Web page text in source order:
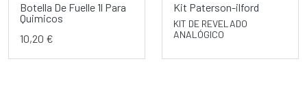
Botella De Fuelle 1l Para
Quimicos
10,20 €
Kit Paterson-ilford
KIT DE REVELADO
ANALÓGICO